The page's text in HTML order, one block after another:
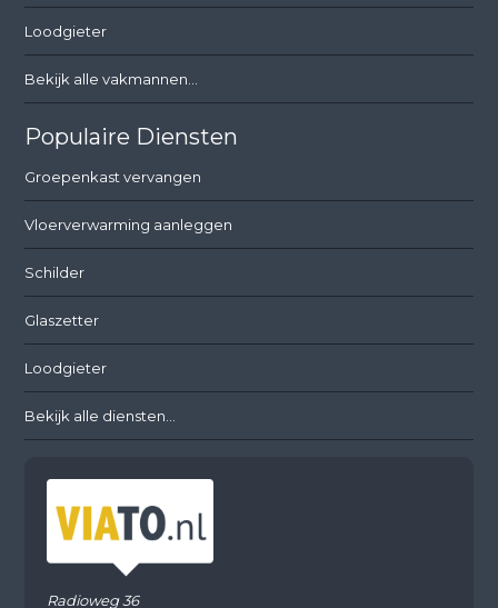
Loodgieter
Bekijk alle vakmannen...
Populaire Diensten
Groepenkast vervangen
Vloerverwarming aanleggen
Schilder
Glaszetter
Loodgieter
Bekijk alle diensten...
Radioweg 36